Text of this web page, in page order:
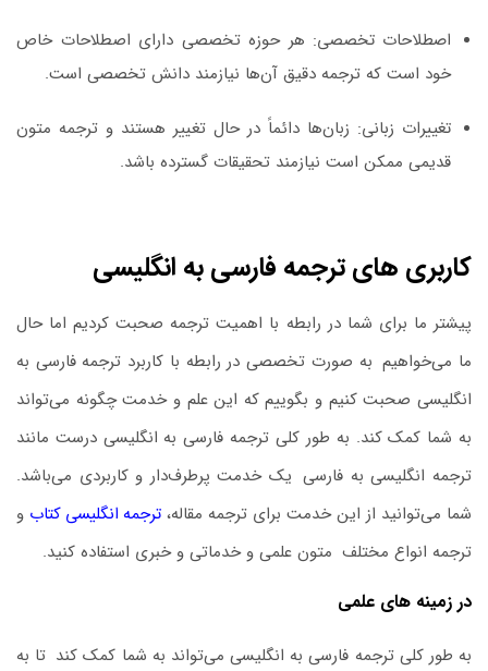
اصطلاحات تخصصی: هر حوزه تخصصی دارای اصطلاحات خاص
خود است که ترجمه دقیق آن‌ها نیازمند دانش تخصصی است.
تغییرات زبانی: زبان‌ها دائماً در حال تغییر هستند و ترجمه متون
قدیمی ممکن است نیازمند تحقیقات گسترده باشد.
کاربری های ترجمه فارسی به انگلیسی
پیشتر ما برای شما در رابطه با اهمیت ترجمه صحبت کردیم اما حال
ما می‌خواهیم به ‌صورت تخصصی در رابطه با کاربرد ترجمه فارسی به
انگلیسی صحبت کنیم و بگوییم که این علم و خدمت چگونه می‌تواند
به شما کمک کند. به ‌طور کلی ترجمه فارسی به انگلیسی درست مانند
ترجمه انگلیسی به فارسی. یک خدمت پرطرف‌دار و کاربردی می‌باشد.
شما می‌توانید از این خدمت برای ترجمه مقاله، ترجمه انگلیسی کتاب و
ترجمه انواع مختلف متون علمی و خدماتی و خبری استفاده کنید.
در زمینه های علمی
به‌ طور کلی ترجمه فارسی به انگلیسی می‌تواند به شما کمک کند تا به